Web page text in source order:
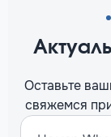
Оставьте
свяжемся